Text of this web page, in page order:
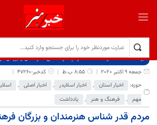
برگ نخست نوشته‌ها
مردم قدر شناس هنرمندان و بزرگان
جمعه 9 اکتبر 2020
8:55 ب.ظ
کدخبر:47260
حوزه:
اخبار استان , اخبار اسلایدر , اخبار اصلی ,
مهم , فرهنگ و هنر , یادداشت
مردم قدر شناس هنرمندان و بزرگان